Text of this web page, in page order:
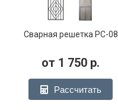
Сварная решетка РС-08
от 1 750 р.
Рассчитать